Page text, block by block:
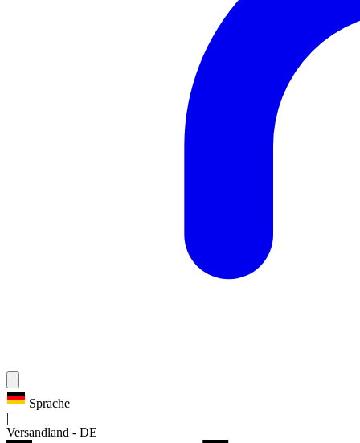
Sprache
Versandland - DE